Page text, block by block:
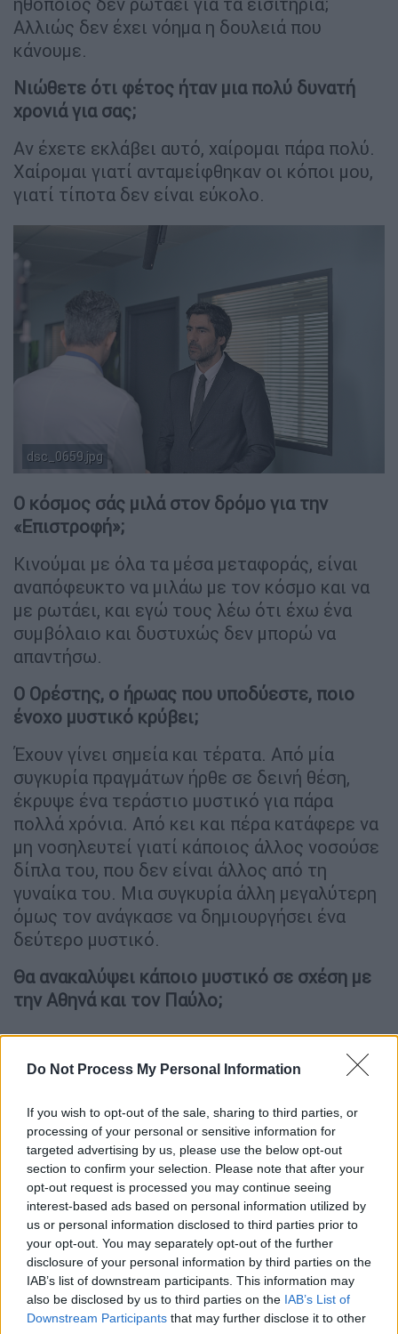
Do Not Process My Personal Information
If you wish to opt-out of the sale, sharing to third parties, or
processing of your personal or sensitive information for
targeted advertising by us, please use the below opt-out
section to confirm your selection. Please note that after your
opt-out request is processed you may continue seeing
interest-based ads based on personal information utilized by
us or personal information disclosed to third parties prior to
your opt-out. You may separately opt-out of the further
disclosure of your personal information by third parties on the
IAB’s list of downstream participants. This information may
also be disclosed by us to third parties on the IAB’s List of
Downstream Participants that may further disclose it to other
Αλλιώς δεν έχει νόημα η δουλειά που
κάνουμε.
Νιώθετε ότι φέτος ήταν μια πολύ δυνατή
χρονιά για σας;
Αν έχετε εκλάβει αυτό, χαίρομαι πάρα πολύ.
Χαίρομαι γιατί ανταμείφθηκαν οι κόποι μου,
γιατί τίποτα δεν είναι εύκολο.
dsc_0659.jpg
Αντώνης Καρυστινός
Ο κόσμος σάς μιλά στον δρόμο για την
«Επιστροφή»;
Κινούμαι με όλα τα μέσα μεταφοράς, είναι
αναπόφευκτο να μιλάω με τον κόσμο και να
με ρωτάει, και εγώ τους λέω ότι έχω ένα
συμβόλαιο και δυστυχώς δεν μπορώ να
απαντήσω.
Ο Ορέστης, ο ήρωας που υποδύεστε, ποιο
ένοχο μυστικό κρύβει;
Έχουν γίνει σημεία και τέρατα. Από μία
συγκυρία πραγμάτων ήρθε σε δεινή θέση,
έκρυψε ένα τεράστιο μυστικό για πάρα
πολλά χρόνια. Από κει και πέρα κατάφερε να
μη νοσηλευτεί γιατί κάποιος άλλος νοσούσε
δίπλα του, που δεν είναι άλλος από τη
γυναίκα του. Μια συγκυρία άλλη μεγαλύτερη
όμως τον ανάγκασε να δημιουργήσει ένα
δεύτερο μυστικό.
Θα ανακαλύψει κάποιο μυστικό σε σχέση με
την Αθηνά και τον Παύλο;